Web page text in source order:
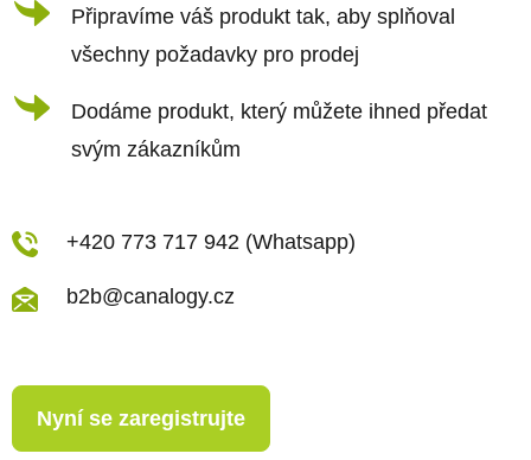
Připravíme váš produkt tak, aby splňoval
všechny požadavky pro prodej
Dodáme produkt, který můžete ihned předat
svým zákazníkům
+420 773 717 942 (Whatsapp)
b2b@canalogy.cz
Nyní se zaregistrujte